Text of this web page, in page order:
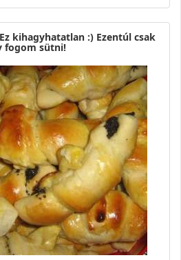
kihagyhatatlan :) Ezentúl csak
fogom sütni!